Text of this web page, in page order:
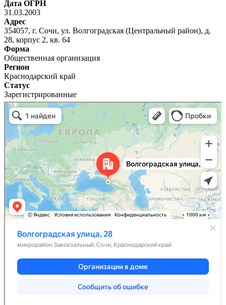
Дата ОГРН
31.03.2003
Адрес
354057, г. Сочи, ул. Волгоградская (Центральный район), д.
28, корпус 2, кв. 64
Форма
Общественная организация
Регион
Краснодарский край
Статус
Зарегистрированные